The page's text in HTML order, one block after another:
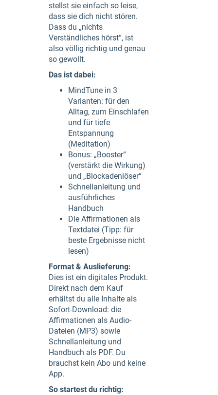
stellst sie einfach so leise,
dass sie dich nicht stören.
Dass du „nichts
Verständliches hörst“, ist
also völlig richtig und genau
so gewollt.
Das ist dabei:
MindTune in 3
Varianten: für den
Alltag, zum Einschlafen
und für tiefe
Entspannung
(Meditation)
Bonus: „Booster“
(verstärkt die Wirkung)
und „Blockadenlöser“
Schnellanleitung und
ausführliches
Handbuch
Die Affirmationen als
Textdatei (Tipp: für
beste Ergebnisse nicht
lesen)
Format & Auslieferung:
Dies ist ein digitales Produkt.
Direkt nach dem Kauf
erhältst du alle Inhalte als
Sofort-Download: die
Affirmationen als Audio-
Dateien (MP3) sowie
Schnellanleitung und
Handbuch als PDF. Du
brauchst kein Abo und keine
App.
So startest du richtig: